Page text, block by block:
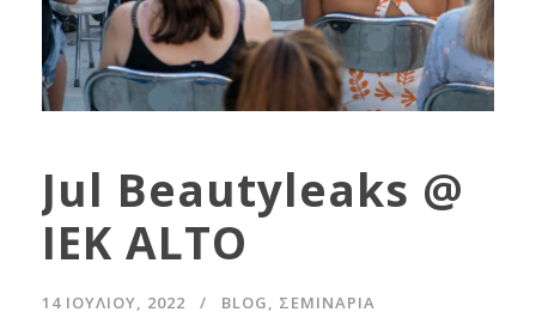
Jul Beautyleaks @
IEK ALTO
14 ΙΟΥΛΊΟΥ, 2022 BLOG, ΣΕΜΙΝΆΡΙΑ